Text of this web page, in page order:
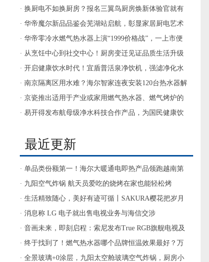
· 换厨电不如换厨房？报名三翼鸟厨房焕新体验官就有
答案了
· 华帝魔尔新品品鉴会芜湖站启航，彰显家居厨电艺术
· 华帝零冷水燃气热水器上演“1999价格战”，一上市便
打破底价
· 从烹饪中心到社交中心！厨房变迁见证品质生活升级
· 开启健康饮水时代！宜盾普活泉净饮机，强滤净化水
质，微矿健康饮水
· 南京隔离区用水难？海尔智家连夜安装120台热水器解
决
· 京瓷推出适用于产业或家用燃气热水器、燃气烤炉的
230V标准型氮化硅加热器
· 易开得发布航母级净水科技合作产品，为国民健康饮
最近更新
· 单品类份额第一！海尔大暖通电即热产品领跑越南第
一家电渠道
· 九阳空气炸锅 航天员爱吃的烧烤在家也能轻松烤
· 生活精致随心，美好有迹可循丨SAKURA樱花把岁月
静好留在烟火日常
· 消息称 LG 电子就出售电视业务与海信交涉
· 音画未来，即刻启程：索尼发布True RGB旗舰电视及
家庭影院新物种Trio
· 终于找到了！燃气热水器哪个品牌恒温效果最好？万
和揽青YLV50太惊艳
· 全景玻璃+0涂层，九阳太空舱玻璃空气炸锅，厨房小